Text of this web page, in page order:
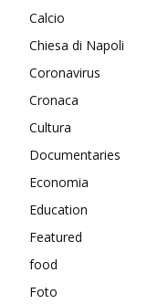
Calcio
Chiesa di Napoli
Coronavirus
Cronaca
Cultura
Documentaries
Economia
Education
Featured
food
Foto